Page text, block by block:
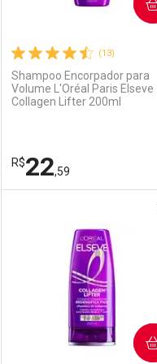
(13)
Shampoo Encorpador para
Volume L'Oréal Paris Elseve
Collagen Lifter 200ml
R$22,59
COMPRAR
Laboratório
Por Menos
COMPRAR